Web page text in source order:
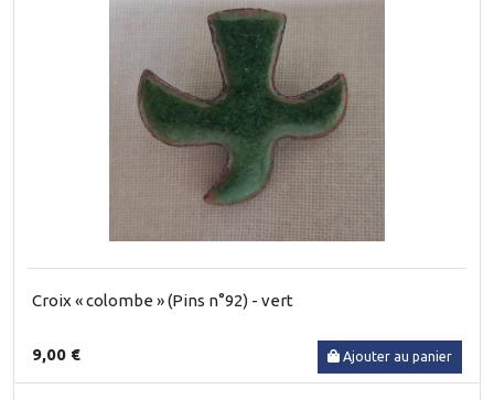
Croix « colombe » (Pins n°92) - vert
9,00 € Ajouter au panier